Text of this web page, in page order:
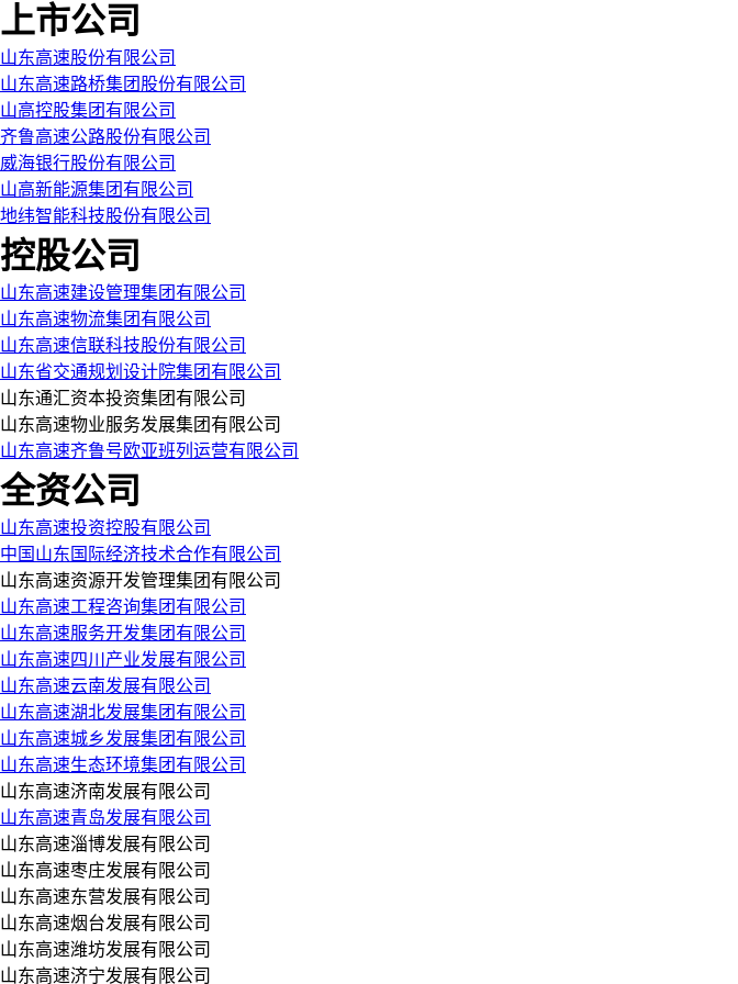
上市公司
山东高速股份有限公司
山东高速路桥集团股份有限公司
山高控股集团有限公司
齐鲁高速公路股份有限公司
威海银行股份有限公司
山高新能源集团有限公司
地纬智能科技股份有限公司
控股公司
山东高速建设管理集团有限公司
山东高速物流集团有限公司
山东高速信联科技股份有限公司
山东省交通规划设计院集团有限公司
山东通汇资本投资集团有限公司
山东高速物业服务发展集团有限公司
山东高速齐鲁号欧亚班列运营有限公司
全资公司
山东高速投资控股有限公司
中国山东国际经济技术合作有限公司
山东高速资源开发管理集团有限公司
山东高速工程咨询集团有限公司
山东高速服务开发集团有限公司
山东高速四川产业发展有限公司
山东高速云南发展有限公司
山东高速湖北发展集团有限公司
山东高速城乡发展集团有限公司
山东高速生态环境集团有限公司
山东高速济南发展有限公司
山东高速青岛发展有限公司
山东高速淄博发展有限公司
山东高速枣庄发展有限公司
山东高速东营发展有限公司
山东高速烟台发展有限公司
山东高速潍坊发展有限公司
山东高速济宁发展有限公司